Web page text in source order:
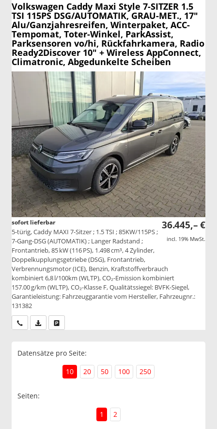
Volkswagen Caddy Maxi Style 7-SITZER 1.5
TSI 115PS DSG/AUTOMATIK, GRAU-MET., 17"
Alu/Ganzjahresreifen, Winterpaket, ACC-
Tempomat, Toter-Winkel, ParkAssist,
Parksensoren vo/hi, Rückfahrkamera, Radio
Ready2Discover 10" + Wireless AppConnect,
Climatronic, Abgedunkelte Scheiben
36.445,– €
incl. 19% MwSt.
sofort lieferbar
5-türig, Caddy MAXI 7-Sitzer ; 1.5 TSI ; 85KW/115PS ;
7-Gang-DSG (AUTOMATIK) ; Langer Radstand ;
Frontantrieb, 85 kW (116 PS), 1.498 cm³, 4 Zylinder,
Doppelkupplungsgetriebe (DSG), Frontantrieb,
Verbrennungsmotor (ICE), Benzin, Kraftstoffverbrauch
kombiniert 6,8 l/100km (WLTP), CO₂-Emission kombiniert
157.00 g/km (WLTP), CO₂-Klasse F, Qualitätssiegel: BVFK-Siegel,
Garantieleistung: Fahrzeuggarantie vom Hersteller, Fahrzeugnr.:
131382
Wir rufen Sie anPDF-Datei, Fahrzeugexposé drucken
Datensätze pro Seite:
10
20 50 100 250
Seiten:
1
2